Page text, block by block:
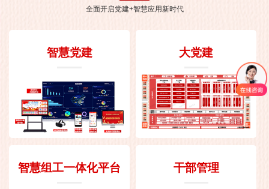
全面开启党建+智慧应用新时代
智慧党建 大党建
智慧组工一体化平台 干部管理